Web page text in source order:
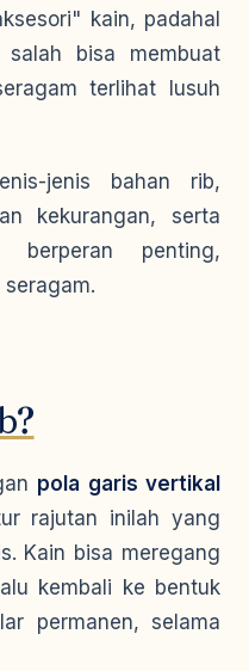
kain, padahal
bisa membuat
terlihat lusuh
jenis bahan rib,
kekurangan, serta
berperan penting,
pola garis vertikal
rajutan inilah yang
Kain bisa meregang
kembali ke bentuk
permanen, selama